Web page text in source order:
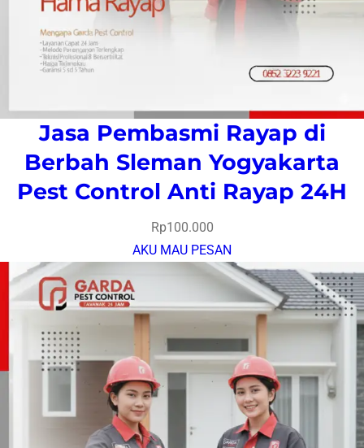
Jasa Pembasmi Rayap di
Berbah Sleman Yogyakarta
Pest Control Anti Rayap 24H
Rp100.000
AKU MAU PESAN